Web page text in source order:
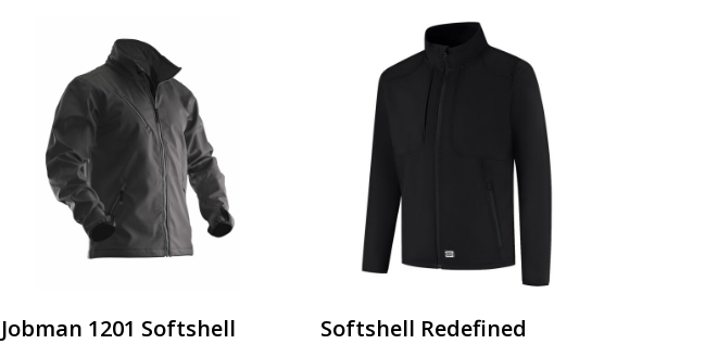
Jobman 1201 Softshell
Softshell Redefined